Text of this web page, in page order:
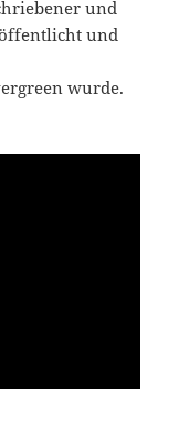
und
und
wurde.